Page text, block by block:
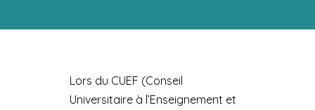
Lors du CUEF (Conseil
Universitaire à l’Enseignement et